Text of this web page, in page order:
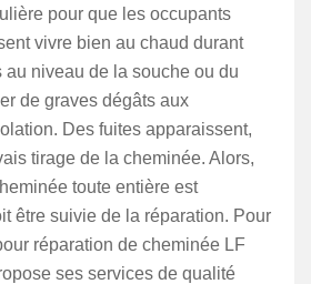
pour que les occupants
vivre bien au chaud durant
au niveau de la souche ou du
de graves dégâts aux
Des fuites apparaissent,
tirage de la cheminée. Alors,
toute entière est
être suivie de la réparation. Pour
réparation de cheminée LF
ses services de qualité